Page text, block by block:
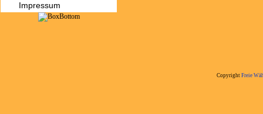
Impressum
Copyright Freie